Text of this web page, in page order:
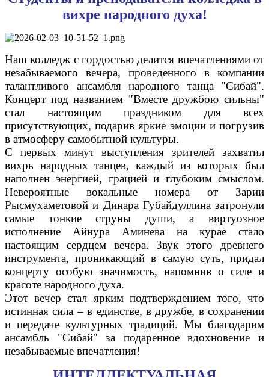
вихре народного духа!
Наш колледж с гордостью делится впечатлениями от
незабываемого вечера, проведенного в компании
талантливого ансамбля народного танца "Сибай".
Концерт под названием "Вместе дружбою сильны"
стал настоящим праздником для всех
присутствующих, подарив яркие эмоции и погрузив
в атмосферу самобытной культуры.
С первых минут выступления зрителей захватил
вихрь народных танцев, каждый из которых был
наполнен энергией, грацией и глубоким смыслом.
Невероятные вокальные номера от Зарии
Рысмухаметовой и Динара Губайдуллина затронули
самые тонкие струны души, а виртуозное
исполнение Айнура Аминева на курае стало
настоящим сердцем вечера. Звук этого древнего
инструмента, проникающий в самую суть, придал
концерту особую значимость, напомнив о силе и
красоте народного духа.
Этот вечер стал ярким подтверждением того, что
истинная сила – в единстве, в дружбе, в сохранении
и передаче культурных традиций. Мы благодарим
ансамбль "Сибай" за подаренное вдохновение и
незабываемые впечатления!